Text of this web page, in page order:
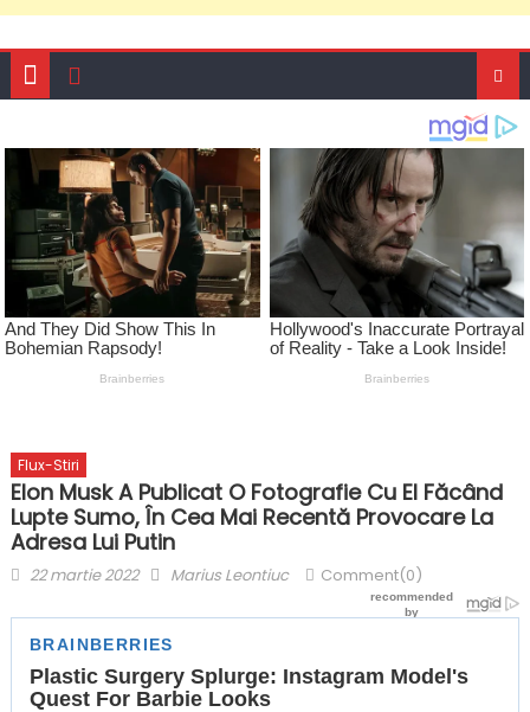
Flux-Stiri
Elon Musk A Publicat O Fotografie Cu El Făcând
Lupte Sumo, În Cea Mai Recentă Provocare La
Adresa Lui Putin
Posted
22 martie 2022 Author
Marius Leontiuc Comment(0)